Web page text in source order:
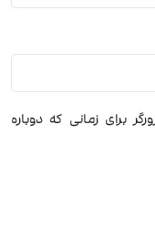
برای زمانی که دوباره